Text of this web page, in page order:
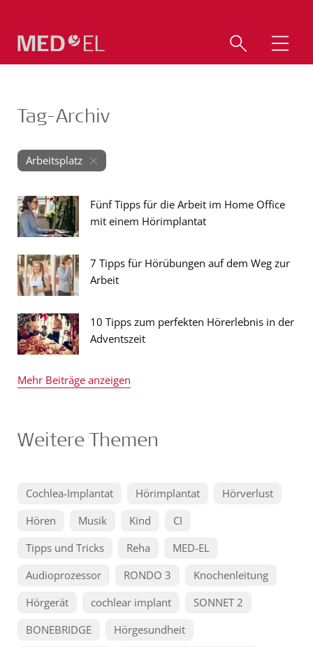
Tag-Archiv
Arbeitsplatz
Fünf Tipps für die Arbeit im Home Office
mit einem Hörimplantat
7 Tipps für Hörübungen auf dem Weg zur
Arbeit
10 Tipps zum perfekten Hörerlebnis in der
Adventszeit
Mehr Beiträge anzeigen
Weitere Themen
Cochlea-Implantat Hörimplantat
Hörverlust
Hören
Musik Kind
CI
Tipps und Tricks
Reha
MED-EL
Audioprozessor
RONDO 3
Knochenleitung
Hörgerät
cochlear implant
SONNET 2
BONEBRIDGE
Hörgesundheit